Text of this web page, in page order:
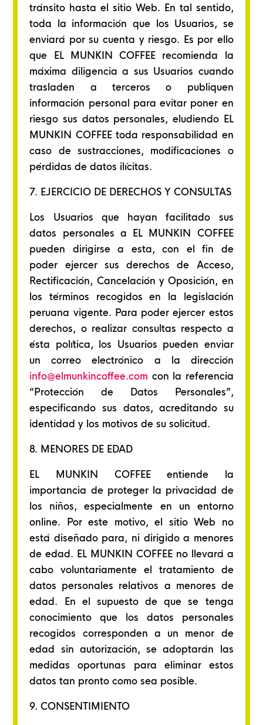
tránsito hasta el sitio Web. En tal sentido,
toda la información que los Usuarios, se
enviará por su cuenta y riesgo. Es por ello
que EL MUNKIN COFFEE recomienda la
máxima diligencia a sus Usuarios cuando
trasladen a terceros o publiquen
información personal para evitar poner en
riesgo sus datos personales, eludiendo EL
MUNKIN COFFEE toda responsabilidad en
caso de sustracciones, modificaciones o
pérdidas de datos ilícitas.
7. EJERCICIO DE DERECHOS Y CONSULTAS
Los Usuarios que hayan facilitado sus
datos personales a EL MUNKIN COFFEE
pueden dirigirse a esta, con el fin de
poder ejercer sus derechos de Acceso,
Rectificación, Cancelación y Oposición, en
los términos recogidos en la legislación
peruana vigente. Para poder ejercer estos
derechos, o realizar consultas respecto a
ésta política, los Usuarios pueden enviar
un correo electrónico a la dirección
info@elmunkincoffee.com con la referencia
“Protección de Datos Personales”,
especificando sus datos, acreditando su
identidad y los motivos de su solicitud.
8. MENORES DE EDAD
EL MUNKIN COFFEE entiende la
importancia de proteger la privacidad de
los niños, especialmente en un entorno
online. Por este motivo, el sitio Web no
está diseñado para, ni dirigido a menores
de edad. EL MUNKIN COFFEE no llevará a
cabo voluntariamente el tratamiento de
datos personales relativos a menores de
edad. En el supuesto de que se tenga
conocimiento que los datos personales
recogidos corresponden a un menor de
edad sin autorización, se adoptarán las
medidas oportunas para eliminar estos
datos tan pronto como sea posible.
9. CONSENTIMIENTO